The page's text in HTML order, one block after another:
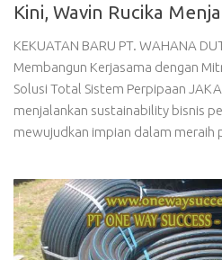
Kini, Wavin Rucika
KEKUATAN BARU PT. WAHANA
Membangun Kerjasama dengan
Solusi Total Sistem Perpipaan
menjalankan sustainability bisnis
mewujudkan impian dalam meraih